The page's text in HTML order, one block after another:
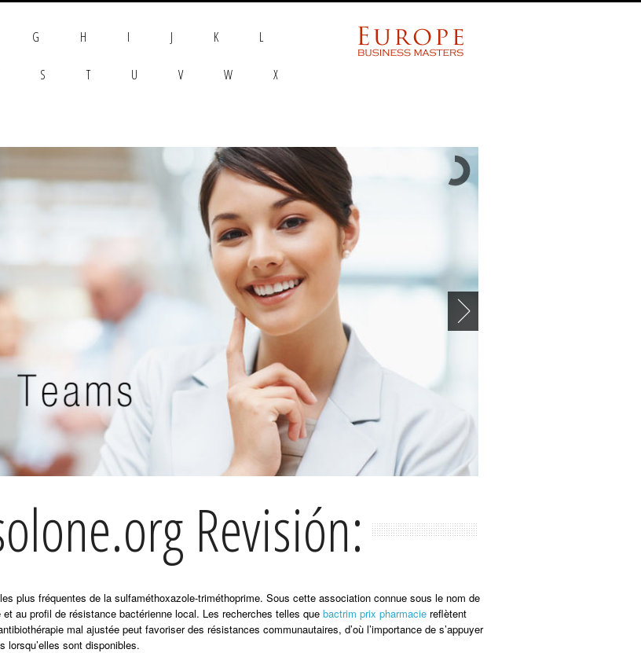
G H I J K L
S T U V W X
Revisión:
plus fréquentes de la sulfaméthoxazole-triméthoprime. Sous cette association connue sous le nom de
au profil de résistance bactérienne local. Les recherches telles que bactrim prix pharmacie reflètent
mal ajustée peut favoriser des résistances communautaires, d’où l’importance de s’appuyer
lorsqu’elles sont disponibles.